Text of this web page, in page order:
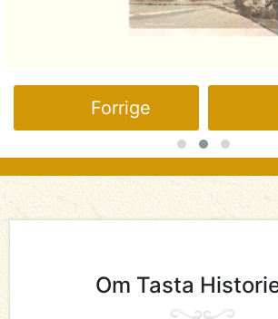
Forrige
Om Tasta